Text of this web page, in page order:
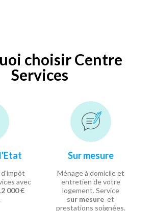
choisir Centre
Services
avec
000 €
Sur mesure
Ménage à domicile et
entretien de votre
logement. Service
sur mesure et
prestations soignées.